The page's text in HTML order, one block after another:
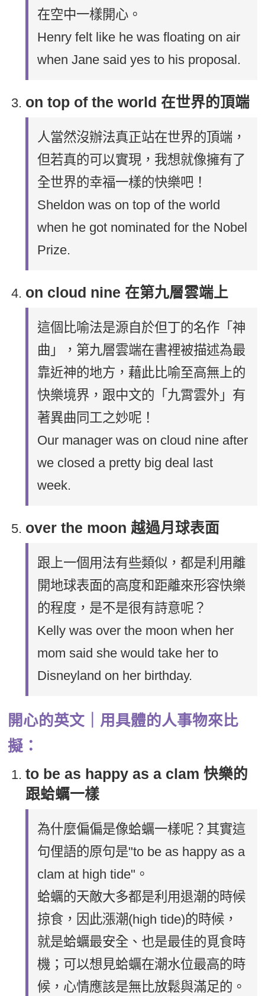
在空中一樣開心。
Henry felt like he was floating on air
when Jane said yes to his proposal.
on top of the world 在世界的頂端
人當然沒辦法真正站在世界的頂端，
但若真的可以實現，我想就像擁有了
全世界的幸福一樣的快樂吧！
Sheldon was on top of the world
when he got nominated for the Nobel
Prize.
on cloud nine 在第九層雲端上
這個比喻法是源自於但丁的名作「神
曲」，第九層雲端在書裡被描述為最
靠近神的地方，藉此比喻至高無上的
快樂境界，跟中文的「九霄雲外」有
著異曲同工之妙呢！
Our manager was on cloud nine after
we closed a pretty big deal last
week.
over the moon 越過月球表面
跟上一個用法有些類似，都是利用離
開地球表面的高度和距離來形容快樂
的程度，是不是很有詩意呢？
Kelly was over the moon when her
mom said she would take her to
Disneyland on her birthday.
開心的英文｜用具體的人事物來比
擬：
to be as happy as a clam 快樂的
跟蛤蠣一樣
為什麼偏偏是像蛤蠣一樣呢？其實這
句俚語的原句是"to be as happy as a
clam at high tide"。
蛤蠣的天敵大多都是利用退潮的時候
掠食，因此漲潮(high tide)的時候，
就是蛤蠣最安全、也是最佳的覓食時
機；可以想見蛤蠣在潮水位最高的時
候，心情應該是無比放鬆與滿足的。